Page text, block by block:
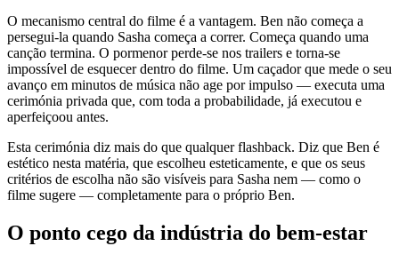
O mecanismo central do filme é a vantagem. Ben não começa a
persegui-la quando Sasha começa a correr. Começa quando uma
canção termina. O pormenor perde-se nos trailers e torna-se
impossível de esquecer dentro do filme. Um caçador que mede o seu
avanço em minutos de música não age por impulso — executa uma
cerimónia privada que, com toda a probabilidade, já executou e
aperfeiçoou antes.
Esta cerimónia diz mais do que qualquer flashback. Diz que Ben é
estético nesta matéria, que escolheu esteticamente, e que os seus
critérios de escolha não são visíveis para Sasha nem — como o
filme sugere — completamente para o próprio Ben.
O ponto cego da indústria do bem-estar